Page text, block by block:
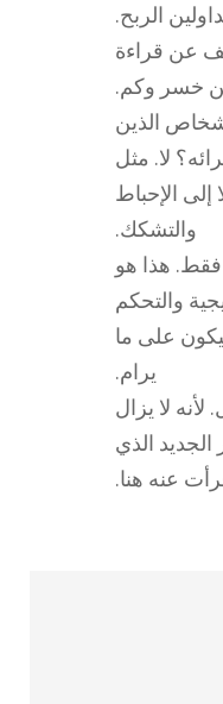
الربح.
عن قراءة
خسر وكم.
الذين
لا. مثل
الإحباط
والتشكك.
هذا هو
والتحكم
على ما
يرام.
لا يزال
الذي
عنه هنا.